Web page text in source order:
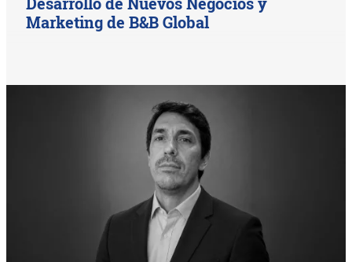
Marketing de B&B Global